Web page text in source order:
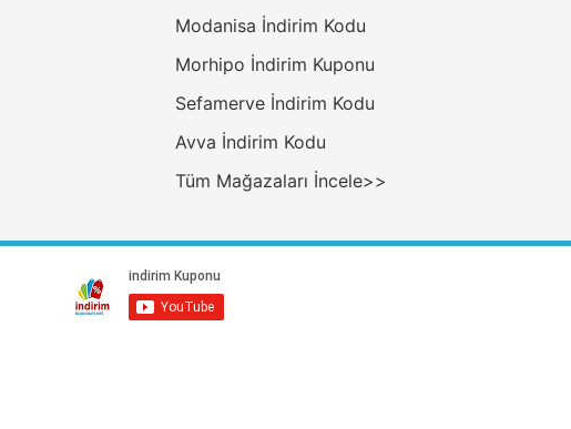
Modanisa İndirim Kodu
Morhipo İndirim Kuponu
Sefamerve İndirim Kodu
Avva İndirim Kodu
Tüm Mağazaları İncele>>